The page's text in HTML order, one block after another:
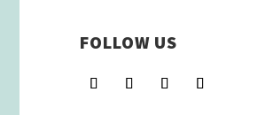
FOLLOW US